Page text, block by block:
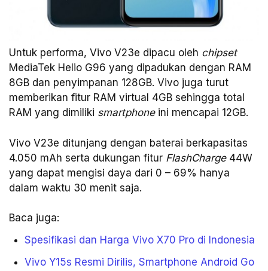
Untuk performa, Vivo V23e dipacu oleh chipset
MediaTek Helio G96 yang dipadukan dengan RAM
8GB dan penyimpanan 128GB. Vivo juga turut
memberikan fitur RAM virtual 4GB sehingga total
RAM yang dimiliki smartphoneini mencapai 12GB.
Vivo V23e ditunjang dengan baterai berkapasitas
4.050 mAh serta dukungan fitur FlashCharge44W
yang dapat mengisi daya dari 0 – 69% hanya
dalam waktu 30 menit saja.
Baca juga:
Spesifikasi dan Harga Vivo X70 Pro di Indonesia
Vivo Y15s Resmi Dirilis, Smartphone Android Go